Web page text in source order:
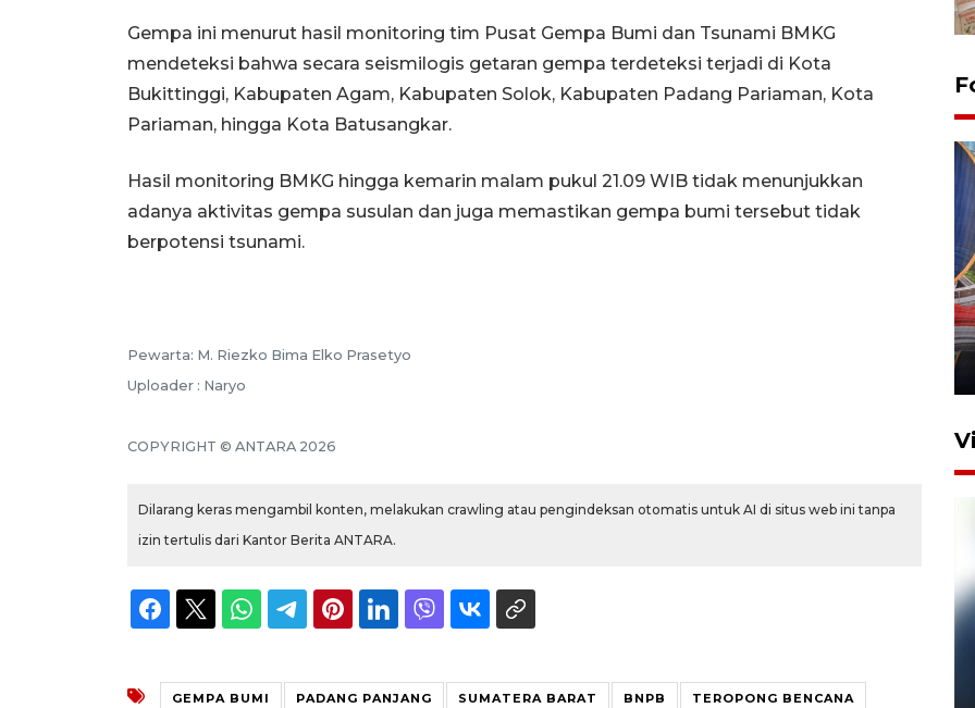
Gempa ini menurut hasil monitoring tim Pusat Gempa Bumi dan Tsunami BMKG
mendeteksi bahwa secara seismilogis getaran gempa terdeteksi terjadi di Kota
Bukittinggi, Kabupaten Agam, Kabupaten Solok, Kabupaten Padang Pariaman, Kota
Pariaman, hingga Kota Batusangkar.
Hasil monitoring BMKG hingga kemarin malam pukul 21.09 WIB tidak menunjukkan
adanya aktivitas gempa susulan dan juga memastikan gempa bumi tersebut tidak
berpotensi tsunami.
Pewarta: M. Riezko Bima Elko Prasetyo
Uploader : Naryo
COPYRIGHT © ANTARA 2026
Dilarang keras mengambil konten, melakukan crawling atau pengindeksan otomatis untuk AI di situs web ini tanpa
izin tertulis dari Kantor Berita ANTARA.
GEMPA BUMI PADANG PANJANG SUMATERA BARAT BNPB TEROPONG BENCANA
sampai 8 tahan?